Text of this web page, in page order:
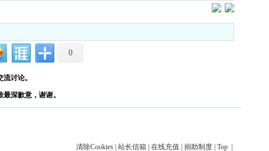
0
讨论。
深歉意，谢谢。
清除Cookies| 站长信箱 在线充值 捐助制度| Top|